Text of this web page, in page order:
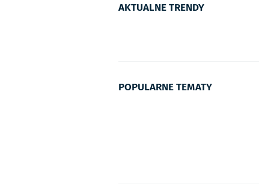
AKTUALNE TRENDY
POPULARNE TEMATY